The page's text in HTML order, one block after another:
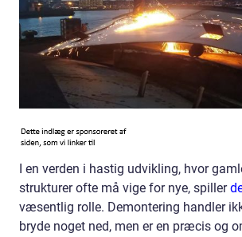
I en verden i hastig udvikling, hvor
strukturer ofte må vige for nye, spiller
væsentlig rolle. Demontering handler
bryde noget ned, men er en præcis og